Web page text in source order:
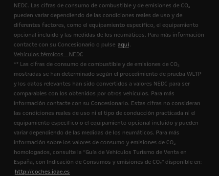
NEDC. Las cifras de consumo de combustible y de emisiones de CO₂
pueden variar dependiendo de las condiciones reales de uso y de
diferentes factores, como el equipamiento específico, el equipamiento
opcional incluido y las medidas de los neumáticos. Para más información
contacte con su Concesionario o pulse aquí .
Vehículos térmicos - NEDC
** Las cifras de consumo de combustible y de emisiones de CO₂
mostradas se han determinado según el procedimiento de prueba WLTP
y los datos relevantes han sido convertidos a valores NEDC para ser
comparables con los obtenidos por otros vehículos. Para más
información contacte con su Concesionario. Estas cifras no consideran
las condiciones reales de uso ni el tipo de conducción practicada ni el
equipamiento específico o el equipamiento opcional incluido y pueden
variar dependiendo de las medidas de los neumáticos. Para más
información sobre los valores de consumo y emisiones de CO₂
homologados, consulte la “Guía de Vehículos Turismo de Venta en
España, con Indicación de Consumos y emisiones de CO₂" disponible en:
http://coches.idae.es